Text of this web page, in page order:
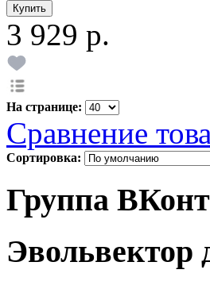
3 929 р.
На странице:
Сравнение
Сортировка:
Группа
Эвольвектор